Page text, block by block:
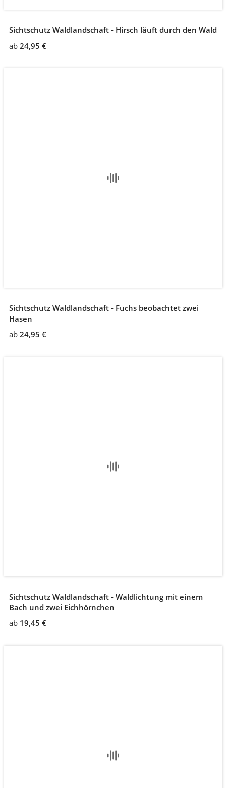
Sichtschutz Waldlandschaft - Hirsch läuft durch den Wald
ab 24,95 €
Sichtschutz Waldlandschaft - Fuchs beobachtet zwei
Hasen
ab 24,95 €
Sichtschutz Waldlandschaft - Waldlichtung mit einem
Bach und zwei Eichhörnchen
ab 19,45 €